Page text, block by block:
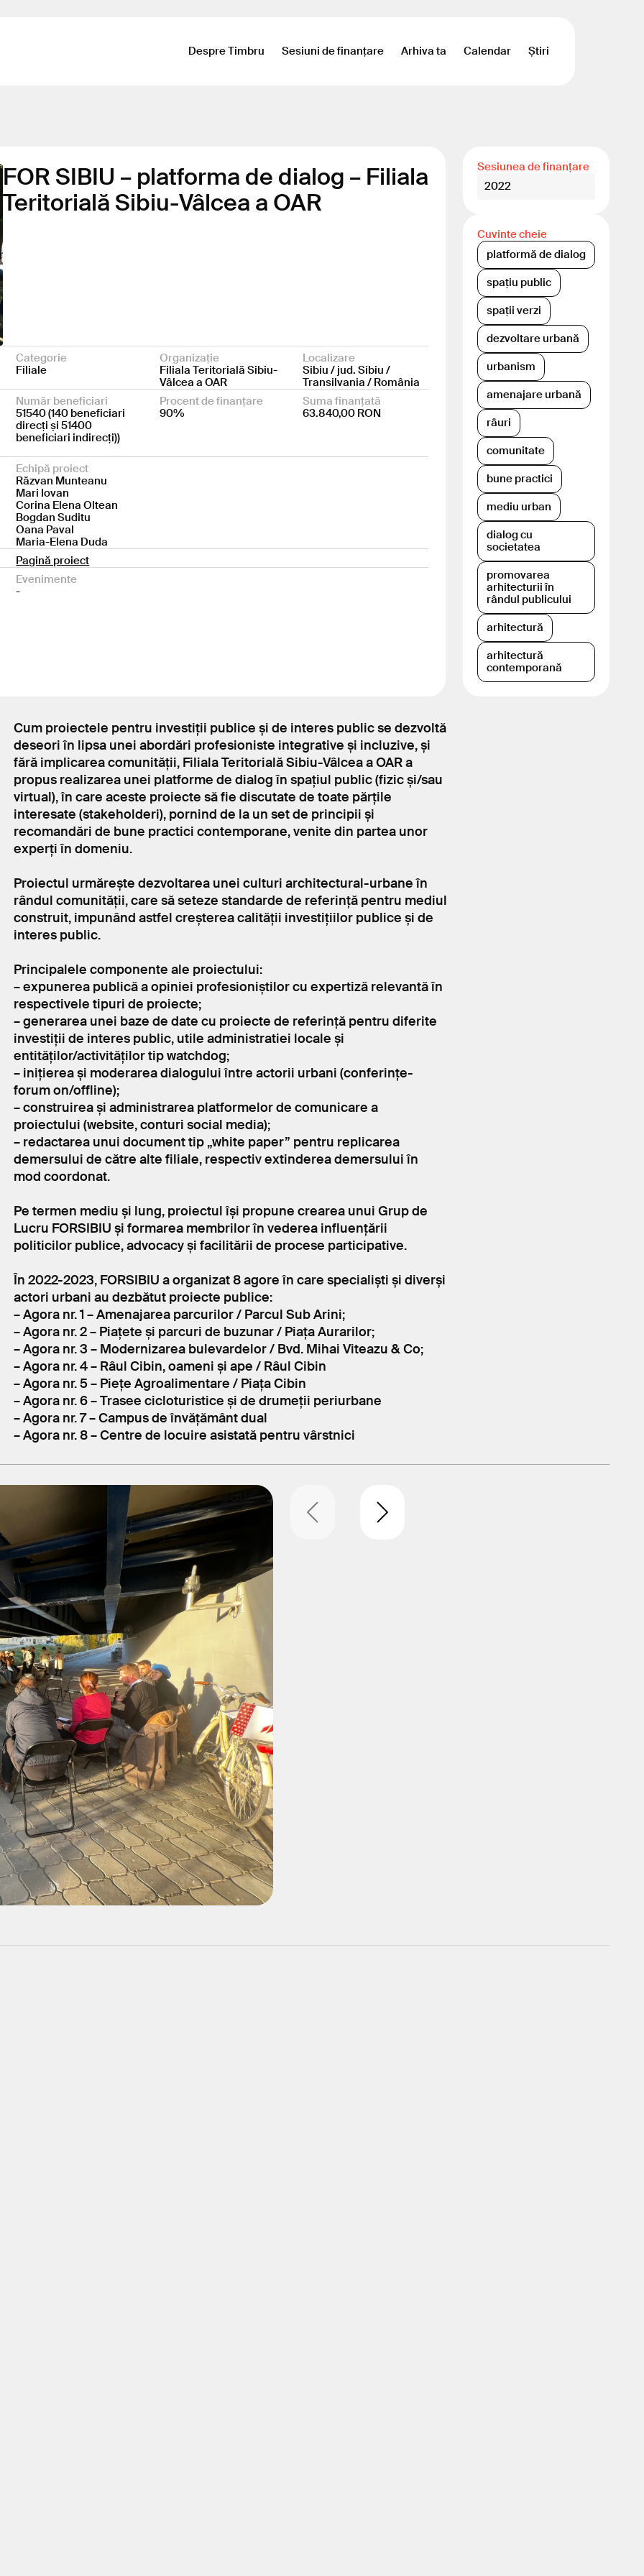
Despre Timbru Sesiuni de finanțare Arhiva ta Calendar Știri
FOR SIBIU – platforma de dialog – Filiala
Teritorială Sibiu-Vâlcea a OAR
Categorie
Filiale
Organizație
Filiala Teritorială Sibiu-
Vâlcea a OAR
Localizare
Sibiu / jud. Sibiu /
Transilvania / România
Număr beneficiari
51540 (140 beneficiari
direcți și 51400
beneficiari indirecți))
Procent de finanțare
90%
Suma finanțată
63.840,00 RON
Echipă proiect
Răzvan Munteanu
Mari Iovan
Corina Elena Oltean
Bogdan Suditu
Oana Paval
Maria-Elena Duda
Pagină proiect
Evenimente
-
Sesiunea de finanțare
2022
Cuvinte cheie
platformă de dialog
spațiu public
spații verzi
dezvoltare urbană
urbanism
amenajare urbană
râuri
comunitate
bune practici
mediu urban
dialog cu
societatea
promovarea
arhitecturii în
rândul publicului
arhitectură
arhitectură
contemporană
Cum proiectele pentru investiții publice și de interes public se dezvoltă
deseori în lipsa unei abordări profesioniste integrative și incluzive, și
fără implicarea comunității, Filiala Teritorială Sibiu-Vâlcea a OAR a
propus realizarea unei platforme de dialog în spațiul public (fizic și/sau
virtual), în care aceste proiecte să fie discutate de toate părțile
interesate (stakeholderi), pornind de la un set de principii și
recomandări de bune practici contemporane, venite din partea unor
experți în domeniu.
Proiectul urmărește dezvoltarea unei culturi architectural-urbane în
rândul comunității, care să seteze standarde de referință pentru mediul
construit, impunând astfel creșterea calității investițiilor publice și de
interes public.
Principalele componente ale proiectului:
– expunerea publică a opiniei profesioniștilor cu expertiză relevantă în
respectivele tipuri de proiecte;
– generarea unei baze de date cu proiecte de referință pentru diferite
investiții de interes public, utile administratiei locale și
entităților/activităților tip watchdog;
– inițierea și moderarea dialogului între actorii urbani (conferințe-
forum on/offline);
– construirea și administrarea platformelor de comunicare a
proiectului (website, conturi social media);
– redactarea unui document tip „white paper” pentru replicarea
demersului de către alte filiale, respectiv extinderea demersului în
mod coordonat.
Pe termen mediu și lung, proiectul își propune crearea unui Grup de
Lucru FORSIBIU și formarea membrilor în vederea influențării
politicilor publice, advocacy și facilitării de procese participative.
În 2022-2023, FORSIBIU a organizat 8 agore în care specialiști și diverși
actori urbani au dezbătut proiecte publice:
– Agora nr. 1 – Amenajarea parcurilor / Parcul Sub Arini;
– Agora nr. 2 – Piațete și parcuri de buzunar / Piața Aurarilor;
– Agora nr. 3 – Modernizarea bulevardelor / Bvd. Mihai Viteazu & Co;
– Agora nr. 4 – Râul Cibin, oameni și ape / Râul Cibin
– Agora nr. 5 – Piețe Agroalimentare / Piața Cibin
– Agora nr. 6 – Trasee cicloturistice și de drumeții periurbane
– Agora nr. 7 – Campus de învățământ dual
– Agora nr. 8 – Centre de locuire asistată pentru vârstnici